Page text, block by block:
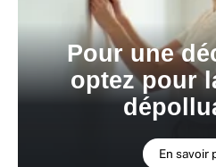
Pour une
optez pour
En savoir